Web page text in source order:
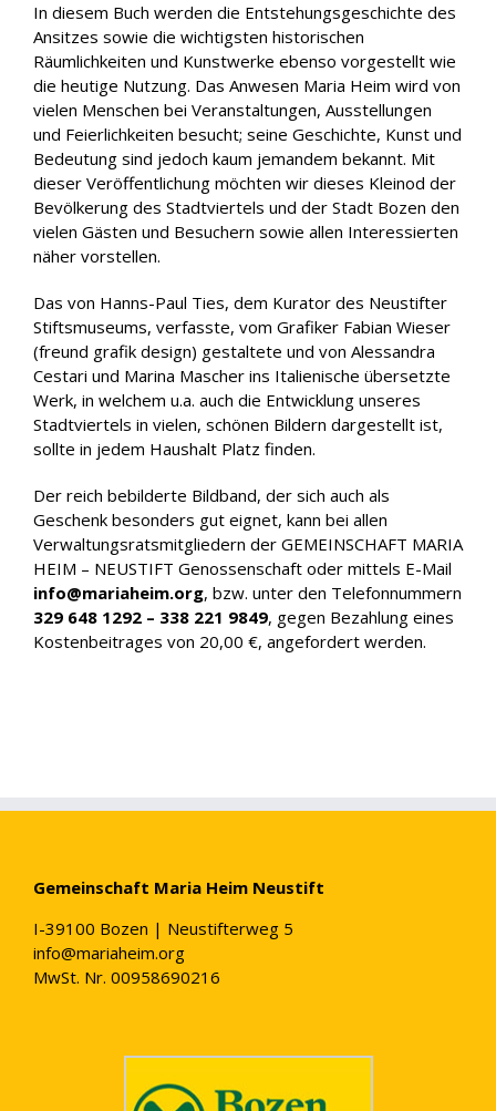
In diesem Buch werden die Entstehungsgeschichte des
Ansitzes sowie die wichtigsten historischen
Räumlichkeiten und Kunstwerke ebenso vorgestellt wie
die heutige Nutzung. Das Anwesen Maria Heim wird von
vielen Menschen bei Veranstaltungen, Ausstellungen
und Feierlichkeiten besucht; seine Geschichte, Kunst und
Bedeutung sind jedoch kaum jemandem bekannt. Mit
dieser Veröffentlichung möchten wir dieses Kleinod der
Bevölkerung des Stadtviertels und der Stadt Bozen den
vielen Gästen und Besuchern sowie allen Interessierten
näher vorstellen.
Das von Hanns-Paul Ties, dem Kurator des Neustifter
Stiftsmuseums, verfasste, vom Grafiker Fabian Wieser
(freund grafik design) gestaltete und von Alessandra
Cestari und Marina Mascher ins Italienische übersetzte
Werk, in welchem u.a. auch die Entwicklung unseres
Stadtviertels in vielen, schönen Bildern dargestellt ist,
sollte in jedem Haushalt Platz finden.
Der reich bebilderte Bildband, der sich auch als
Geschenk besonders gut eignet, kann bei allen
Verwaltungsratsmitgliedern der GEMEINSCHAFT MARIA
HEIM – NEUSTIFT Genossenschaft oder mittels E-Mail
info@mariaheim.org, bzw. unter den Telefonnummern
329 648 1292 – 338 221 9849, gegen Bezahlung eines
Kostenbeitrages von 20,00 €, angefordert werden.
Gemeinschaft Maria Heim Neustift
I-39100 Bozen | Neustifterweg 5
info@mariaheim.org
MwSt. Nr. 00958690216